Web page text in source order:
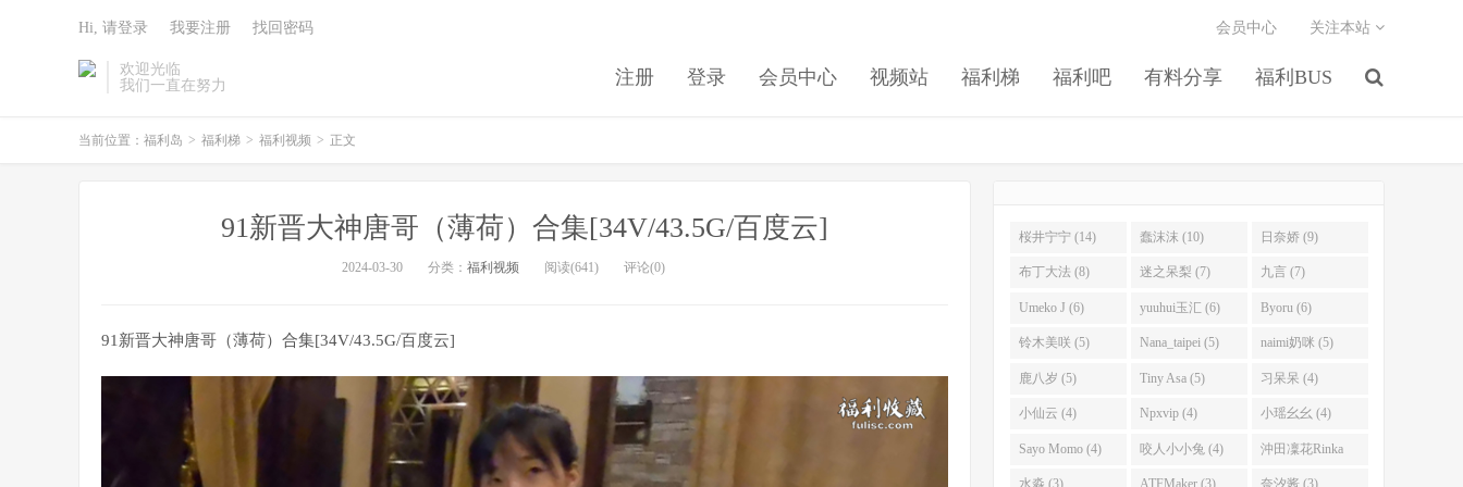
欢迎光临
我们一直在努力
注册 登录 会员中心 视频站 福利梯 福利吧 有料分享 福利BUS
会员中心 关注本站
Hi, 请登录 我要注册 找回密码
当前位置： 福利岛 > 福利梯 > 福利视频 > 正文
91新晋大神唐哥（薄荷）合集[34V/43.5G/百度云]
2024-03-30 分类： 福利视频 阅读(641) 评论(0)
91新晋大神唐哥（薄荷）合集[34V/43.5G/百度云]
桜井宁宁 (14) 蠢沫沫 (10) 日奈娇 (9)
布丁大法 (8) 迷之呆梨 (7) 九言 (7)
Umeko J (6) yuuhui玉汇 (6) Byoru (6)
铃木美咲 (5) Nana_taipei (5) naimi奶咪 (5)
鹿八岁 (5) Tiny Asa (5) 习呆呆 (4)
小仙云 (4) Npxvip (4) 小瑶幺幺 (4)
Sayo Momo (4) 咬人小小兔 (4) 沖田凜花Rinka
(4)
水淼 (3) ATFMaker (3) 奈汐酱 (3)